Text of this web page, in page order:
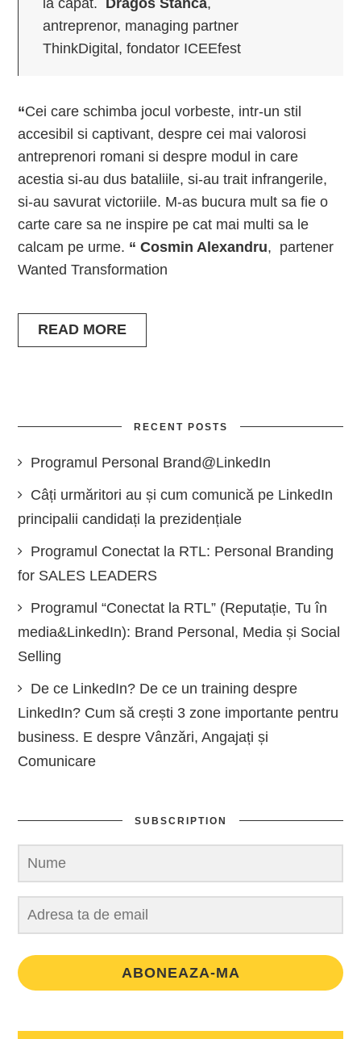
antreprenor, managing partner
ThinkDigital, fondator ICEEfest
“Cei care schimba jocul vorbeste, intr-un stil
accesibil si captivant, despre cei mai valorosi
antreprenori romani si despre modul in care
acestia si-au dus bataliile, si-au trait infrangerile,
si-au savurat victoriile. M-as bucura mult sa fie o
carte care sa ne inspire pe cat mai multi sa le
calcam pe urme. “ Cosmin Alexandru, partener
Wanted Transformation
READ MORE
RECENT POSTS
Programul Personal Brand@LinkedIn
Câți urmăritori au și cum comunică pe LinkedIn
principalii candidați la prezidențiale
Programul Conectat la RTL: Personal Branding
for SALES LEADERS
Programul “Conectat la RTL” (Reputație, Tu în
media&LinkedIn): Brand Personal, Media și Social
Selling
De ce LinkedIn? De ce un training despre
LinkedIn? Cum să crești 3 zone importante pentru
business. E despre Vânzări, Angajați și
Comunicare
SUBSCRIPTION
ABONEAZA-MA